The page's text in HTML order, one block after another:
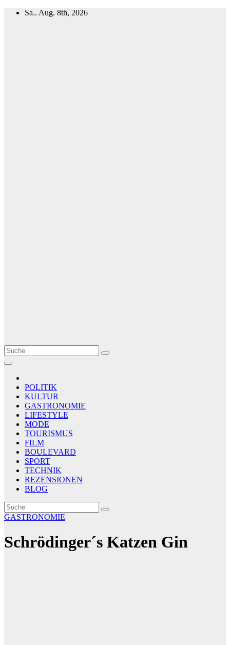
Zum
Sa.. Aug. 8th, 2026
Le Matin
AGENCE DE PRESSE
POLITIK
KULTUR
GASTRONOMIE
LIFESTYLE
MODE
TOURISMUS
FILM
BOULEVARD
SPORT
TECHNIK
REZENSIONEN
BLOG
GASTRONOMIE
Schrödinger´s Katzen Gin